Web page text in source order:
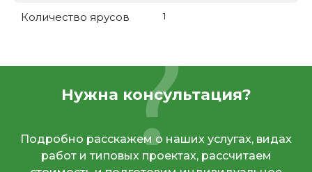
Количество ярусов 1
Нужна консультация?
Подробно расскажем о наших услугах, видах
работ и типовых проектах, рассчитаем